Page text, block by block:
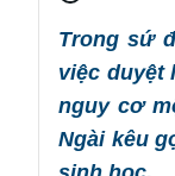
Trong sứ
việc duyệt
nguy cơ
Ngài kêu